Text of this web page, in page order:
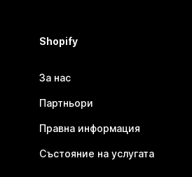
Shopify
За нас
Партньори
Правна информация
Състояние на услугата